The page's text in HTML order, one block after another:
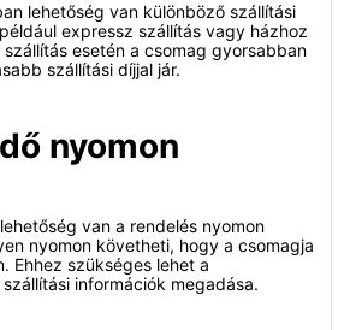
lehetőség van különböző szállítási
expressz szállítás vagy házhoz
esetén a csomag gyorsabban
szállítási díjjal jár.
nyomon
van a rendelés nyomon
nyomon követheti, hogy a csomagja
Ehhez szükséges lehet a
információk megadása.